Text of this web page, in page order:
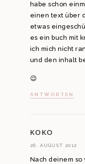
habe schon
einen text über
etwas
es ein buch mit
ich mich nicht
und den inhalt
😉
ANTWORTEN
KOKO
26. AUGUST 2012
Nach deinem